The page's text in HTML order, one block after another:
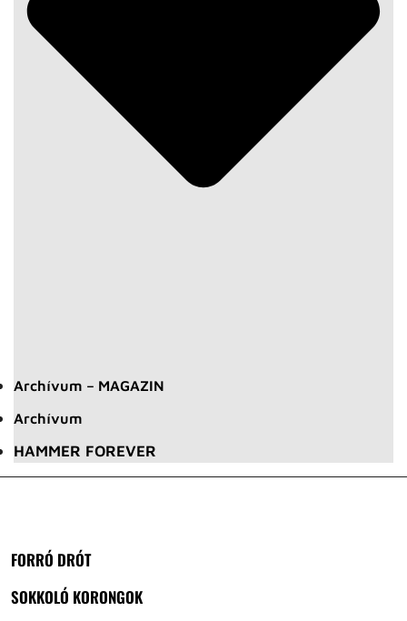
Archívum – MAGAZIN
Archívum
HAMMER FOREVER
FORRÓ DRÓT
SOKKOLÓ KORONGOK